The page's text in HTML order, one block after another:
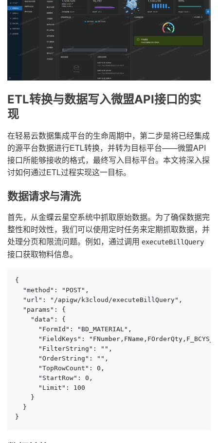
ETL转换与数据写入微盟API接口的实
现
在轻易云数据集成平台的生命周期中，第二步是将已经集成
的源平台数据进行ETL转换，并转为目标平台——微盟API
接口所能够接收的格式，最终写入目标平台。本文将深入探
讨如何通过ETL过程实现这一目标。
数据请求与清洗
首先，从金蝶云星空系统中抓取原始数据。为了确保数据完
整性和时效性，我们可以使用定时任务来定期抓取数据，并
处理分页和限流问题。例如，通过调用 executeBillQuery
接口获取物料信息。
{
  "method": "POST",
  "url": "/apigw/k3cloud/executeBillQuery",
  "params": {
    "data": {
      "FormId": "BD_MATERIAL",
"FieldKeys":
      "FilterString": "",
      "OrderString": "",
      "TopRowCount": 0,
      "StartRow": 0,
      "Limit": 100
    }
  }
}